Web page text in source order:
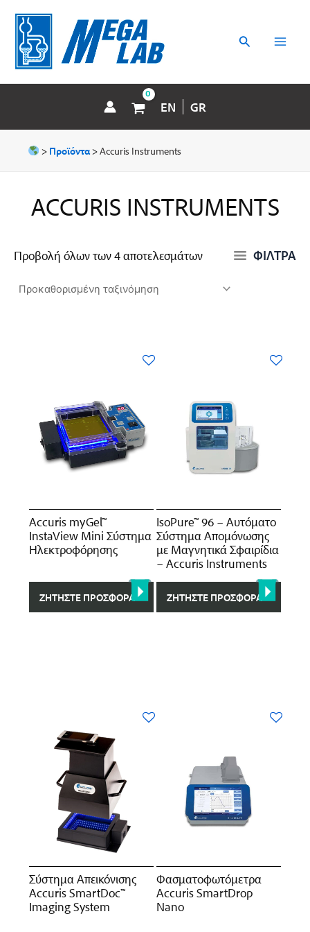
περιεχόμενο
Αναζήτηση
EN GR
> Προϊόντα>Accuris Instruments
ACCURIS INSTRUMENTS
Προβολή όλων των 4 αποτελεσμάτων ΦΙΛΤΡΑ
Accuris myGel™
InstaView Mini Σύστημα
Ηλεκτροφόρησης
ΖΗΤΉΣΤΕ ΠΡΟΣΦΟΡΆ
IsoPure™ 96 – Αυτόματο
Σύστημα Απομόνωσης
με Μαγνητικά Σφαιρίδια
– Accuris Instruments
ΖΗΤΉΣΤΕ ΠΡΟΣΦΟΡΆ
Σύστημα Απεικόνισης
Accuris SmartDoc™
Imaging System
Φασματοφωτόμετρα
Accuris SmartDrop
Nano